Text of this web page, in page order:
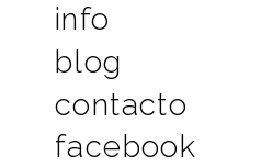
info
blog
contacto
facebook